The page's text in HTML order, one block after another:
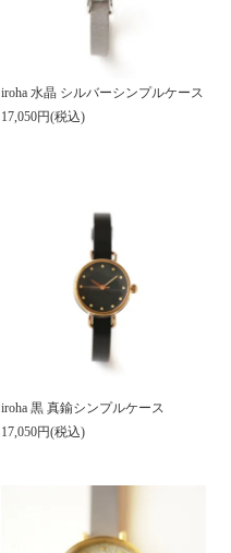
iroha 水晶 シルバーシンプルケース
17,050円(税込)
iroha 黒 真鍮シンプルケース
17,050円(税込)